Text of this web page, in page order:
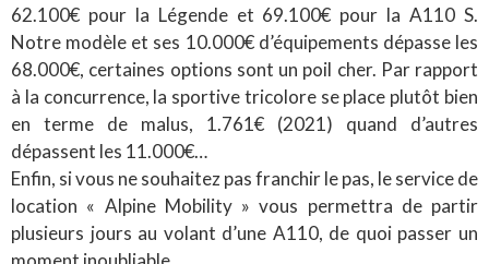
62.100€ pour la Légende et 69.100€ pour la A110 S.
Notre modèle et ses 10.000€ d’équipements dépasse les
68.000€, certaines options sont un poil cher. Par rapport
à la concurrence, la sportive tricolore se place plutôt bien
en terme de malus, 1.761€ (2021) quand d’autres
dépassent les 11.000€…
Enfin, si vous ne souhaitez pas franchir le pas, le service de
location « Alpine Mobility » vous permettra de partir
plusieurs jours au volant d’une A110, de quoi passer un